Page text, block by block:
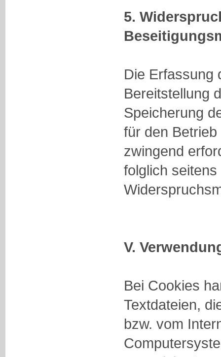
5.
Die Erfassung
Bereitstellung
Speicherung
für den
zwingend
folglich
V.
Bei Cookies
Textdateien,
bzw. vom